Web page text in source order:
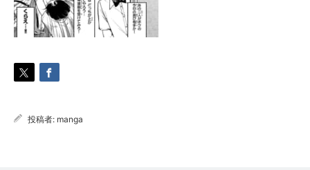
投稿者: manga